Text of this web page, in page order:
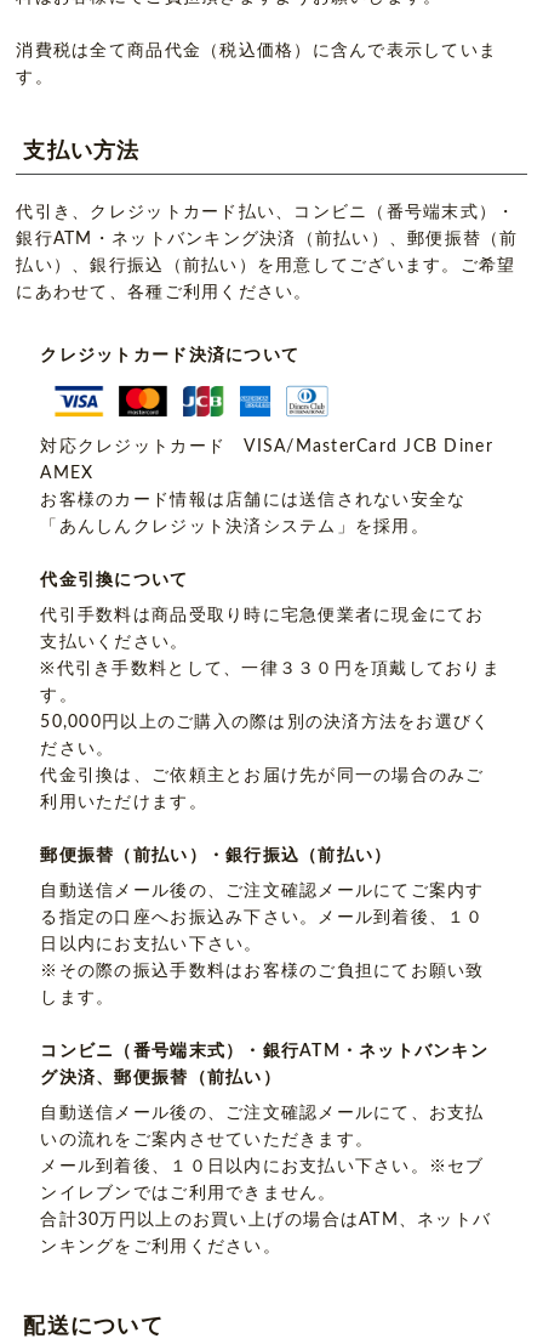
消費税は全て商品代金（税込価格）に含んで表示していま
す。
支払い方法
代引き、クレジットカード払い、コンビニ（番号端末式）・
銀行ATM・ネットバンキング決済（前払い）、郵便振替（前
払い）、銀行振込（前払い）を用意してございます。ご希望
にあわせて、各種ご利用ください。
クレジットカード決済について
対応クレジットカード VISA/MasterCard JCB Diner
AMEX
お客様のカード情報は店舗には送信されない安全な
「あんしんクレジット決済システム」を採用。
代金引換について
代引手数料は商品受取り時に宅急便業者に現金にてお
支払いください。
※代引き手数料として、一律３３０円を頂戴しておりま
す。
50,000円以上のご購入の際は別の決済方法をお選びく
ださい。
代金引換は、ご依頼主とお届け先が同一の場合のみご
利用いただけます。
郵便振替（前払い）・銀行振込（前払い）
自動送信メール後の、ご注文確認メールにてご案内す
る指定の口座へお振込み下さい。メール到着後、１０
日以内にお支払い下さい。
※その際の振込手数料はお客様のご負担にてお願い致
します。
コンビニ（番号端末式）・銀行ATM・ネットバンキン
グ決済、郵便振替（前払い）
自動送信メール後の、ご注文確認メールにて、お支払
いの流れをご案内させていただきます。
メール到着後、１０日以内にお支払い下さい。※セブ
ンイレブンではご利用できません。
合計30万円以上のお買い上げの場合はATM、ネットバ
ンキングをご利用ください。
配送について